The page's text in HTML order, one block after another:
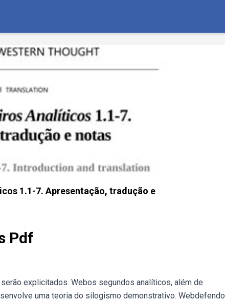
1.1-7. Apresentação, tradução e
Pdf
explicitados. Webos segundos analíticos, além de
uma teoria do silogismo demonstrativo. Webdefendo